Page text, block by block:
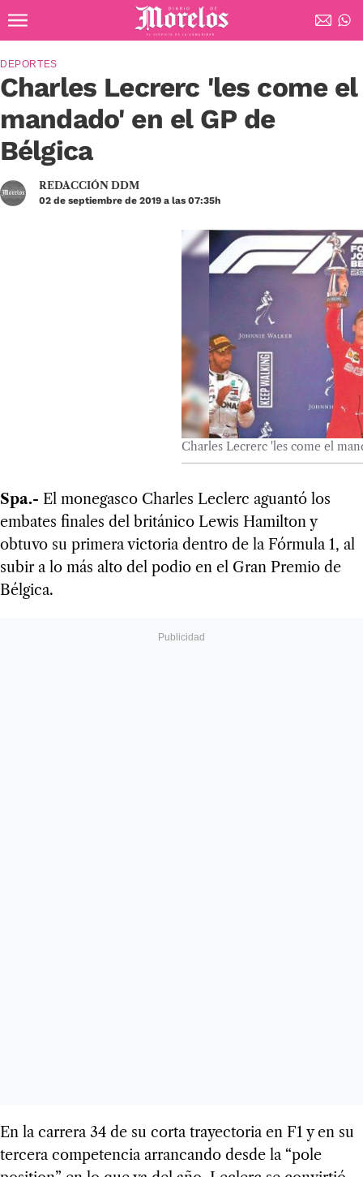
Diario de Morelos
Charles Lecrerc 'les come el
mandado' en el GP de
Bélgica
DEPORTES
REDACCIÓN DDM
02 de septiembre de 2019 a las 07:35h
Charles Lecrerc 'les come el
Spa.- El monegasco Charles Leclerc aguantó los
embates finales del británico Lewis Hamilton y
obtuvo su primera victoria dentro de la Fórmula 1, al
subir a lo más alto del podio en el Gran Premio de
Bélgica.
En la carrera 34 de su corta trayectoria en F1 y en su
tercera competencia arrancando desde la “pole